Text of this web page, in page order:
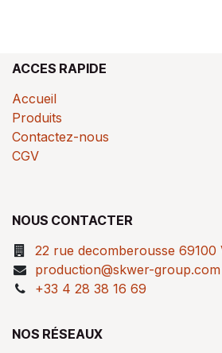
ACCES RAPIDE
Accueil
Produits
Contactez-nous
CGV
NOUS CONTACTER
22 rue decomberousse 69100
production@skwer-group.com
+33 4 28 38 16 69
NOS RÉSEAUX